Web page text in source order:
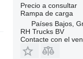
Precio a consultar
Rampa de carga
Países Bajos,
RH Trucks BV
Contacte con el